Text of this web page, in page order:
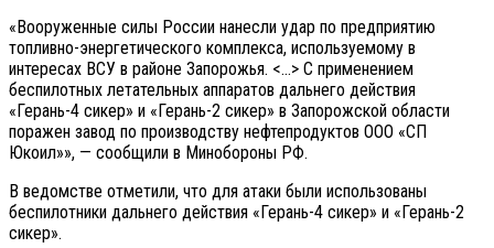
«Вооруженные силы России нанесли удар по предприятию
топливно-энергетического комплекса, используемому в
интересах ВСУ в районе Запорожья. <…> С применением
беспилотных летательных аппаратов дальнего действия
«Герань-4 сикер» и «Герань-2 сикер» в Запорожской области
поражен завод по производству нефтепродуктов ООО «СП
Юкоил»», — сообщили в Минобороны РФ.
В ведомстве отметили, что для атаки были использованы
беспилотники дальнего действия «Герань-4 сикер» и «Герань-2
сикер».